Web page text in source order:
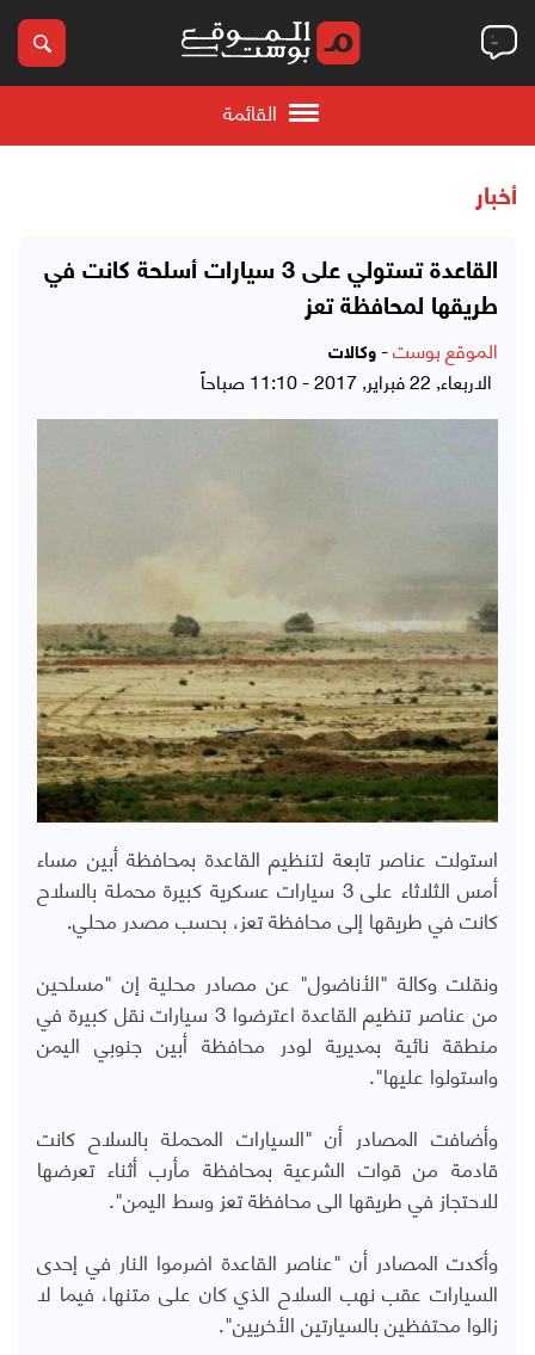
القائمة
أخبار
القاعدة تستولي على 3 سيارات أسلحة كانت في
طريقها لمحافظة تعز
الموقع بوست- وكالات
الاربعاء, 22 فبراير, 2017 - 11:10 صباحاً
استولت عناصر تابعة لتنظيم القاعدة بمحافظة أبين مساء
أمس الثلاثاء على 3 سيارات عسكرية كبيرة محملة بالسلاح
كانت في طريقها إلى محافظة تعز، بحسب مصدر محلي.
ونقلت وكالة "الأناضول" عن مصادر محلية إن "مسلحين
من عناصر تنظيم القاعدة اعترضوا 3 سيارات نقل كبيرة في
منطقة نائية بمديرية لودر محافظة أبين جنوبي اليمن
واستولوا عليها".
وأضافت المصادر أن "السيارات المحملة بالسلاح كانت
قادمة من قوات الشرعية بمحافظة مأرب أثناء تعرضها
للاحتجاز في طريقها الى محافظة تعز وسط اليمن".
وأكدت المصادر أن "عناصر القاعدة اضرموا النار في إحدى
السيارات عقب نهب السلاح الذي كان على متنها، فيما لا
زالوا محتفظين بالسيارتين الأخريين".